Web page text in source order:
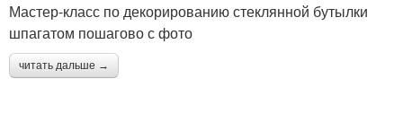
Мастер-класс по декорированию стеклянной бутылки
шпагатом пошагово с фото
читать дальше →